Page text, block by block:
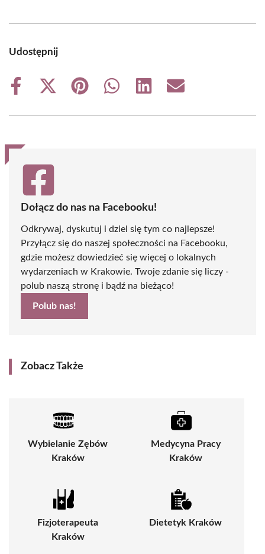
Udostępnij
Share
Share
(Twitter)
Share
Share
Share
Share
Dołącz do nas na Facebooku!
Odkrywaj, dyskutuj i dziel się tym co najlepsze!
Przyłącz się do naszej społeczności na Facebooku,
gdzie możesz dowiedzieć się więcej o lokalnych
wydarzeniach w Krakowie. Twoje zdanie się liczy -
polub naszą stronę i bądź na bieżąco!
Polub nas!
Zobacz Także
Wybielanie Zębów
Kraków
Medycyna Pracy
Kraków
Fizjoterapeuta
Kraków
Dietetyk Kraków